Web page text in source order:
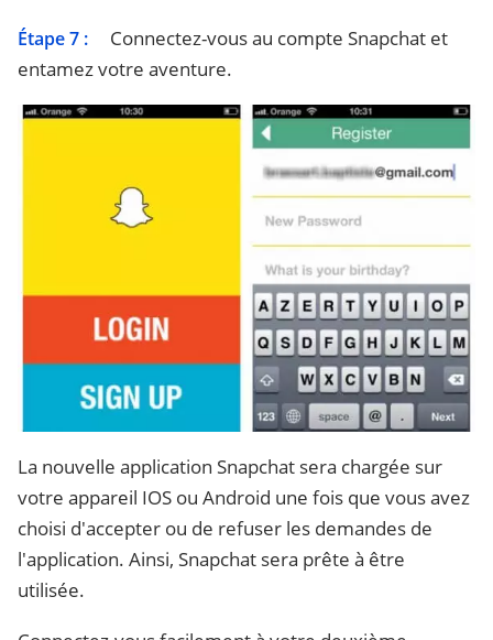
Étape 7 :
Connectez-vous au compte Snapchat et
entamez votre aventure.
La nouvelle application Snapchat sera chargée sur
votre appareil IOS ou Android une fois que vous avez
choisi d'accepter ou de refuser les demandes de
l'application. Ainsi, Snapchat sera prête à être
utilisée.